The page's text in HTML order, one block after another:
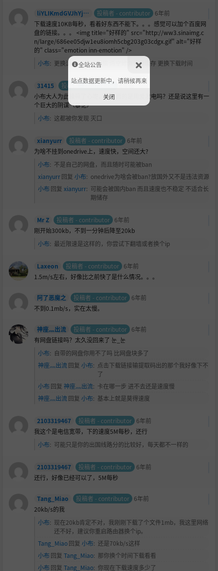
liYLIKmdGVJhYjWcqcmVopMpA3GP8TbM 投稿者 - contributor 6年前
下载速度10KB每秒，看着好东西不能下。。。感觉可以加个百度网
盘的链接。。。 <img title="好样的" src="http://ww3.sinaimg.c
n/large/686ee05djw1eu8iomh5cbg203g03cdgx.gif" alt="好样
的" class="emotion inn-emotion" />
小布: 更换浏览器 重启光猫 清空给浏览器缓存 更换下载时间
31415 投稿者 - contributor
6年前
小布大人为此操碎了心呢，小布真的是用爱发电吗？还是说这里有一
个巨大的阴谋（暴论）
小布: 这都被你发现 灭口
xianyurr 投稿者 - contributor 6年前
为啥不挂到onedrive上，速度快，空间还大?
小布: 不是自己的网盘，而且随时可能被ban
xianyurr回复 小布: onedrive为啥会被ban?放国外又不是违法资源
小布 回复 xianyurr: 可能会被国内ban 而且速度也不稳定 不适合长
期储存
Mr Z 投稿者 - contributor 6年前
刚开始300kb，不到一分钟后降至20kb
小布: 最近限速是这样的，你尝试下翻墙或者换个ip
Laxeon 投稿者 - contributor 6年前
1.5m/s左右，好像比之前快了是什么情况。。。
阿了恶魔之 投稿者 - contributor 6年前
不到0.1mb/s，实在太慢。
神座灬出流 投稿者 - contributor 6年前
有网盘链接吗？太久没回来了 눈_눈
小布: 自带的网盘你用不了吗 比网盘块多了
神座灬出流回复 小布: 点击下载链接输提取码出的那个我好像下不
了
小布 回复 神座灬出流: 卡在哪一步 进不去还是速度慢
神座灬出流回复 小布: 基本上就是莫得速度
2103319467 投稿者 - contributor 6年前
我这个是电信宽带，下的速度5M每秒，还行
小布: 可能只是你的出国线路分的比较好，每天都不一样的
2103319467 投稿者 - contributor 6年前
还行，好像已经可以了，5M每秒
Tang_Miao 投稿者 - contributor 6年前
20kb/s的我
小布: 现在20kb肯定不对，我刚刚下载了个文件1mb，我这里网络
还不好，建议你重启路由器换个ip。
Tang_Miao回复 小布: 还是70kb/s这样
小布 回复 Tang_Miao: 那你换个时间下载看看
小布 回复 Tang_Miao: 你现在下载速度多少了
全站公告
站点数据更新中，请稍候再来
关闭